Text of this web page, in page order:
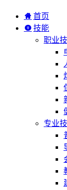
首页
技能
职业
专业